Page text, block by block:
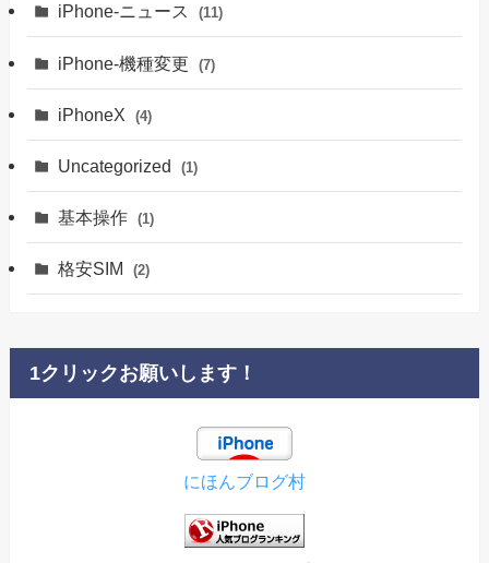
iPhone-ニュース (11)
iPhone-機種変更 (7)
iPhoneX (4)
Uncategorized (1)
基本操作 (1)
格安SIM (2)
1クリックお願いします！
にほんブログ村